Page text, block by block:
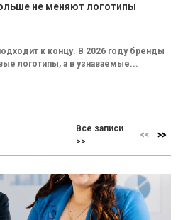
не меняют логотипы
к концу. В 2026 году бренды
логотипы, а в узнаваемые...
Все записи
>>